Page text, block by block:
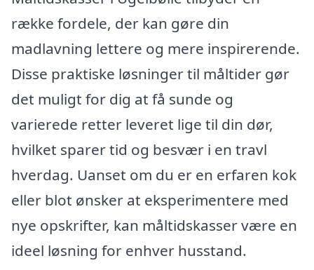
række fordele, der kan gøre din
madlavning lettere og mere inspirerende.
Disse praktiske løsninger til måltider gør
det muligt for dig at få sunde og
varierede retter leveret lige til din dør,
hvilket sparer tid og besvær i en travl
hverdag. Uanset om du er en erfaren kok
eller blot ønsker at eksperimentere med
nye opskrifter, kan måltidskasser være en
ideel løsning for enhver husstand.